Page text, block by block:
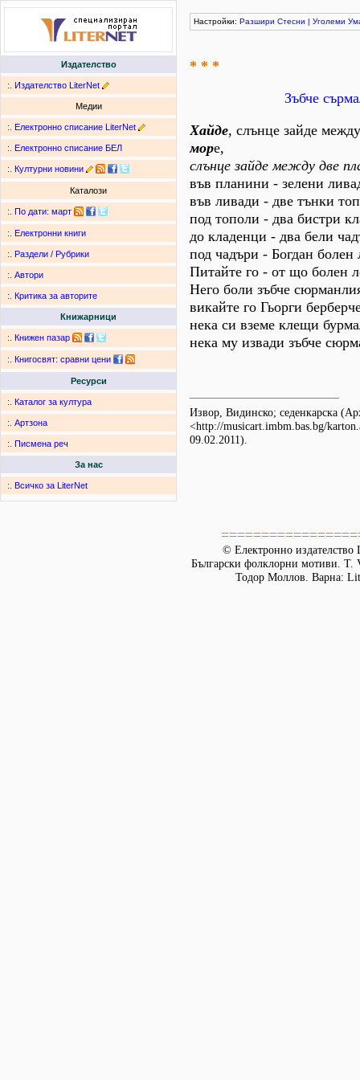
Издателство
:. Издателство LiterNet
Медии
:. Електронно списание LiterNet
:. Електронно списание БЕЛ
:. Културни новини
Каталози
:. По дати: март
:. Електронни книги
:. Раздели / Рубрики
:. Автори
:. Критика за авторите
Книжарници
:. Книжен пазар
:. Книгосвят: сравни цени
Ресурси
:. Каталог за култура
:. Артзона
:. Писмена реч
За нас
:. Всичко за LiterNet
Настройки: Разшири Стесни | Уголеми
* * *
Зъбче
Хайде, слънце зайде
море,
слънце зайде между две
във планини - зелени
във ливади - две тънки
под тополи - два бистри
до кладенци - два бели
под чадъри - Богдан болен
Питайте го - от що болен
Него боли зъбче
викайте го Гьорги
нека си вземе клещи
нека му извади зъбче
Извор, Видинско; седенкарска
<http://musicart.imbm.bas.bg/
09.02.2011).
© Електронно издателство
Български фолклорни мотиви.
Тодор Моллов. Варна: